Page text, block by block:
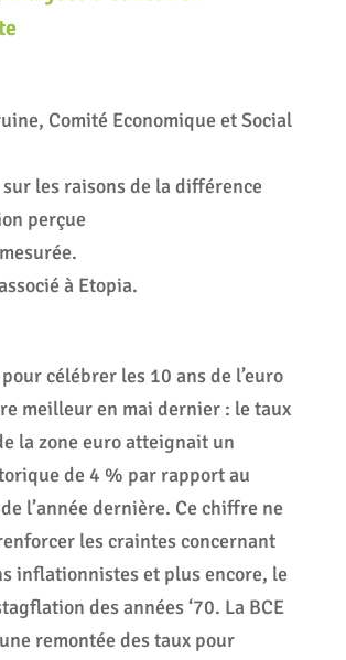
Comité Economique et Social
les raisons de la différence
perçue
à Etopia.
célébrer les 10 ans de l’euro
meilleur en mai dernier : le taux
la zone euro atteignait un
de 4 % par rapport au
l’année dernière. Ce chiffre ne
les craintes concernant
inflationnistes et plus encore, le
des années ‘70. La BCE
remontée des taux pour